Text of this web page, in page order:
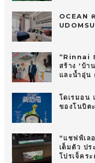
OCEAN
“Rinnai
สร้าง ‘บ้า
และน้ำอุ่น
โดเรมอน
ของโนบิตะ
“แชฟฟ์เล
เต็มตัว ป
โปรเจ็คร